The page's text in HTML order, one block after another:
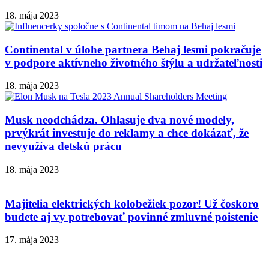
18. mája 2023
Continental v úlohe partnera Behaj lesmi pokračuje
v podpore aktívneho životného štýlu a udržateľnosti
18. mája 2023
Musk neodchádza. Ohlasuje dva nové modely,
prvýkrát investuje do reklamy a chce dokázať, že
nevyužíva detskú prácu
18. mája 2023
Majitelia elektrických kolobežiek pozor! Už čoskoro
budete aj vy potrebovať povinné zmluvné poistenie
17. mája 2023